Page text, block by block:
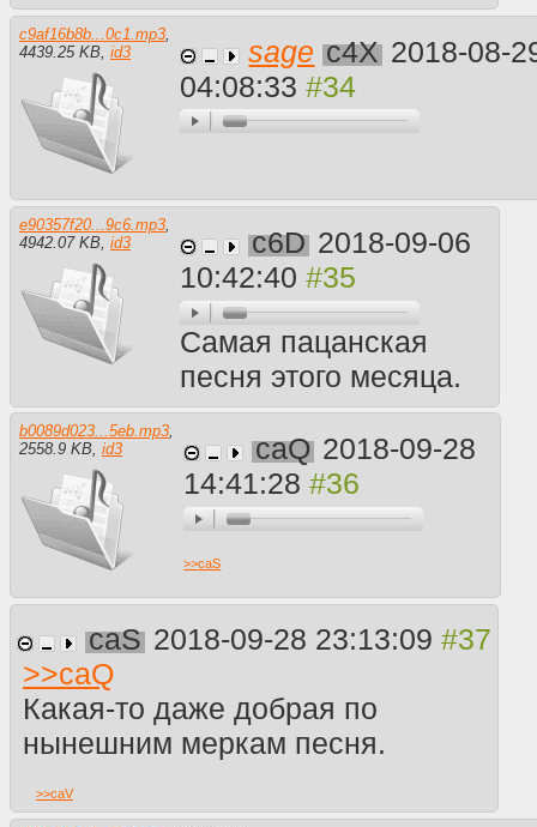
c9af16b8b...0c1.mp3
4439.25 KB id3 sage c4X 2018-08-
04:08:33
e90357f20...9c6.mp3
4942.07 KB id3 c6D 2018-09-06
10:42:40
Самая пацанская
песня этого месяца.
b0089d023...5eb.mp3,
2558.9 KB, id3 caQ 2018-09-28
14:41:28
>>caS
caS 2018-09-28 23:13:09
>>caQ
Какая-то даже добрая по
нынешним меркам песня.
>>caV